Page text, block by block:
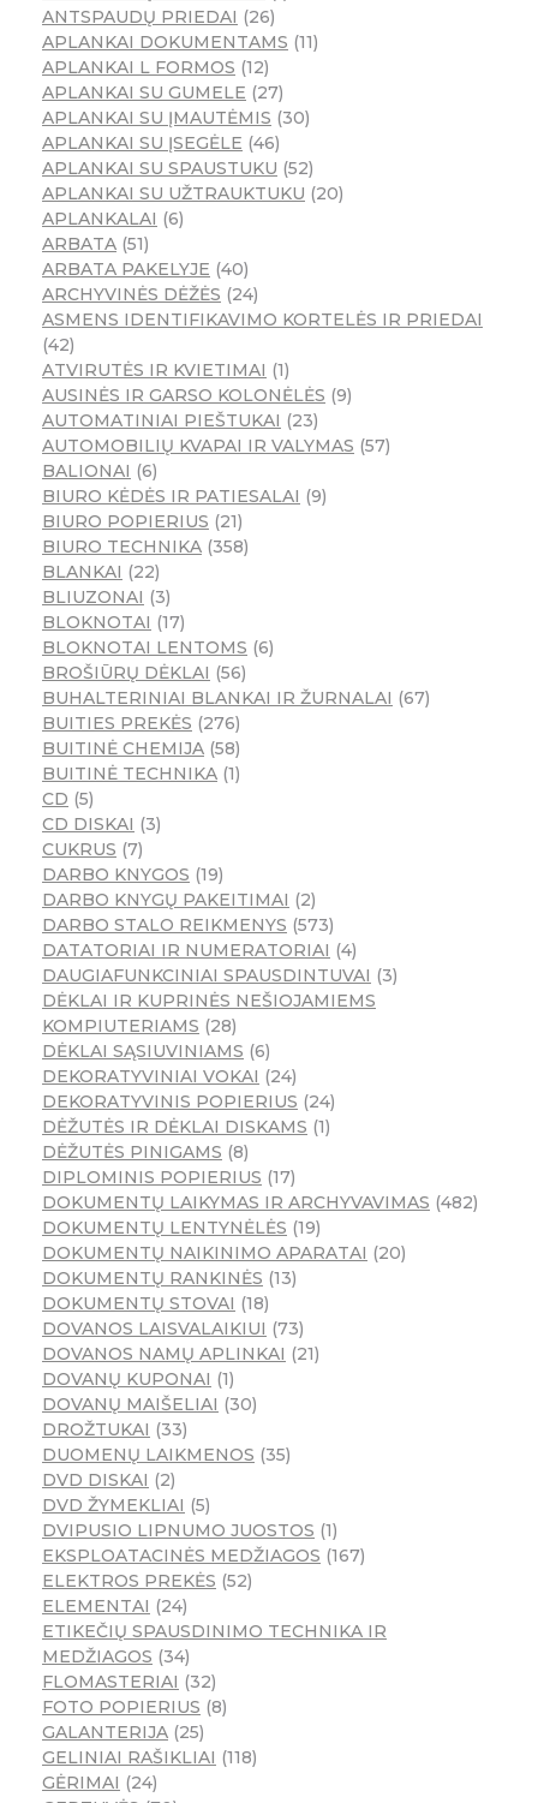
ANTSPAUDŲ PRIEDAI
26
APLANKAI DOKUMENTAMS 11
APLANKAI L FORMOS 12
APLANKAI SU GUMELE
27
APLANKAI SU ĮMAUTĖMIS 30
APLANKAI SU ĮSEGĖLE 46
APLANKAI SU SPAUSTUKU 52
APLANKAI SU UŽTRAUKTUKU
20
APLANKALAI
6
ARBATA 51
ARBATA PAKELYJE 40
ARCHYVINĖS DĖŽĖS
24
ASMENS IDENTIFIKAVIMO KORTELĖS IR PRIEDAI
42
ATVIRUTĖS IR KVIETIMAI
1
AUSINĖS IR GARSO KOLONĖLĖS 9
AUTOMATINIAI PIEŠTUKAI
23
AUTOMOBILIŲ KVAPAI IR VALYMAS 57
BALIONAI
6
BIURO KĖDĖS IR PATIESALAI
9
BIURO POPIERIUS
21
BIURO TECHNIKA 358
BLANKAI
22
BLIUZONAI
3
BLOKNOTAI
17
BLOKNOTAI LENTOMS 6
BROŠIŪRŲ DĖKLAI
56
BUHALTERINIAI BLANKAI IR ŽURNALAI
67
BUITIES PREKĖS
276
BUITINĖ CHEMIJA 58
BUITINĖ TECHNIKA 1
CD 5
CD DISKAI
3
CUKRUS 7
DARBO KNYGOS 19
DARBO KNYGŲ PAKEITIMAI
2
DARBO STALO REIKMENYS 573
DATATORIAI IR NUMERATORIAI
4
DAUGIAFUNKCINIAI SPAUSDINTUVAI
3
DĖKLAI IR KUPRINĖS NEŠIOJAMIEMS
KOMPIUTERIAMS
28
DĖKLAI SĄSIUVINIAMS 6
DEKORATYVINIAI VOKAI
24
DEKORATYVINIS POPIERIUS
24
DĖŽUTĖS IR DĖKLAI DISKAMS 1
DĖŽUTĖS PINIGAMS 8
DIPLOMINIS POPIERIUS 17
DOKUMENTŲ LAIKYMAS IR ARCHYVAVIMAS 482
DOKUMENTŲ LENTYNĖLĖS 19
DOKUMENTŲ NAIKINIMO APARATAI
20
DOKUMENTŲ RANKINĖS 13
DOKUMENTŲ STOVAI
18
DOVANOS LAISVALAIKIUI
73
DOVANOS NAMŲ APLINKAI
21
DOVANŲ KUPONAI
1
DOVANŲ MAIŠELIAI
30
DROŽTUKAI
33
DUOMENŲ LAIKMENOS 35
DVD DISKAI
2
DVD ŽYMEKLIAI
5
DVIPUSIO LIPNUMO JUOSTOS 1
EKSPLOATACINĖS MEDŽIAGOS 167
ELEKTROS PREKĖS 52
ELEMENTAI
24
ETIKEČIŲ SPAUSDINIMO TECHNIKA IR
MEDŽIAGOS 34
FLOMASTERIAI
32
FOTO POPIERIUS 8
GALANTERIJA 25
GELINIAI RAŠIKLIAI
118
GĖRIMAI
24